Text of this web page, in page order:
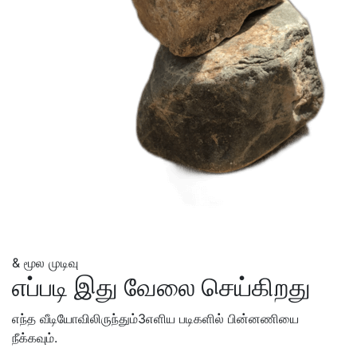
& மூல முடிவு
எப்படி இது வேலை செய்கிறது
எந்த வீடியோவிலிருந்தும்3எளிய படிகளில் பின்னணியை
நீக்கவும்.